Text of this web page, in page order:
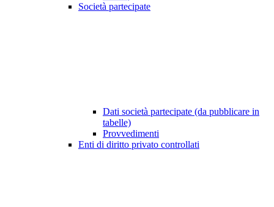
Società partecipate
Dati società partecipate (da pubblicare in
tabelle)
Provvedimenti
Enti di diritto privato controllati